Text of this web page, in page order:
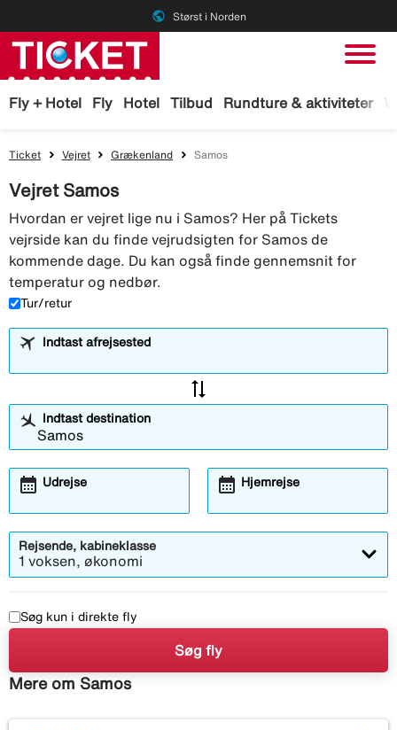
public Størst i Norden
Fly + Hotel Fly Hotel Tilbud Rundture & aktiviteter
Ticket Vejret Grækenland Samos
Vejret Samos
Hvordan er vejret lige nu i Samos? Her på Tickets
vejrside kan du finde vejrudsigten for Samos de
kommende dage. Du kan også finde gennemsnit for
temperatur og nedbør.
Tur/retur
Indtast afrejsested
sync_alt
Indtast destination
Udrejse
calendar_month Hjemrejse
calendar_month
Rejsende, kabineklasse
1 voksen, økonomi
Søg kun i direkte fly
Søg fly
Mere om Samos